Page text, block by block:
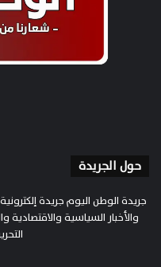
حول الجريدة
جريدة الوطن اليوم جريدة
والأخبار السياسية